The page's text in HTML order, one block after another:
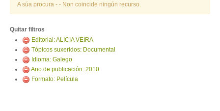
A súa procura - - Non coincide ningún recurso.
Quitar filtros
Editorial: ALICIA VEIRA
Tópicos suxeridos: Documental
Idioma: Galego
Ano de publicación: 2010
Formato: Película